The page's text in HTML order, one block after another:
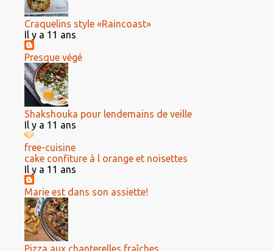
Craquelins style «Raincoast»
Il y a 11 ans
Presque végé
Shakshouka pour lendemains de veille
Il y a 11 ans
free-cuisine
cake confiture à l orange et noisettes
Il y a 11 ans
Marie est dans son assiette!
Pizza aux chanterelles fraîches